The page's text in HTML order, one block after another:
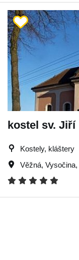
kostel sv. Jiří
Kostely, kláštery
Věžná, Vysočina,